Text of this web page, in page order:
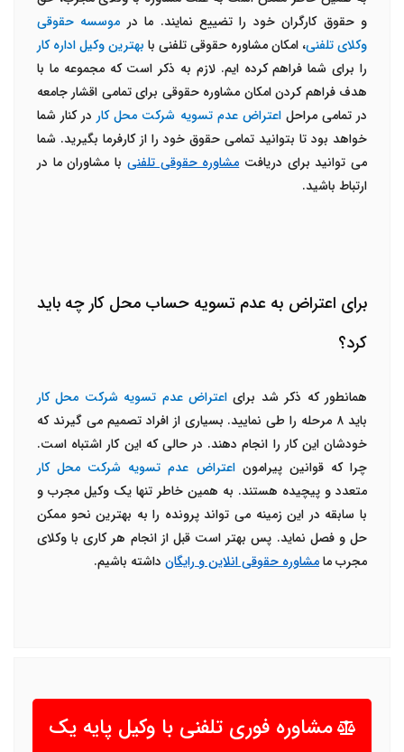
و حقوق کارگران خود را تضییع نمایند. ما در موسسه حقوقی
وکلای تلفنی، امکان مشاوره حقوقی تلفنی با بهترین وکیل اداره کار
را برای شما فراهم کرده ایم. لازم به ذکر است که مجموعه ما با
هدف فراهم کردن امکان مشاوره حقوقی برای تمامی اقشار جامعه
در تمامی مراحلاعتراض عدم تسویه شرکت محل کار در کنار شما
خواهد بود تا بتوانید تمامی حقوق خود را از کارفرما بگیرید. شما
می توانید برای دریافتمشاوره حقوقی تلفنی با مشاوران ما در
ارتباط باشید.
برای اعتراض به عدم تسویه حساب محل کار چه باید
کرد؟
همانطور که ذکر شد برای اعتراض عدم تسویه شرکت محل کار
باید ۸ مرحله را طی نمایید. بسیاری از افراد تصمیم می گیرند که
خودشان این کار را انجام دهند. در حالی که این کار اشتباه است.
چرا که قوانین پیراموناعتراض عدم تسویه شرکت محل کار
متعدد و پیچیده هستند. به همین خاطر تنها یک وکیل مجرب و
با سابقه در این زمینه می تواند پرونده را به بهترین نحو ممکن
حل و فصل نماید. پس بهتر است قبل از انجام هر کاری با وکلای
مجرب مامشاوره حقوقی انلاین و رایگان داشته باشیم.
مشاوره فوری تلفنی با وکیل پایه یک